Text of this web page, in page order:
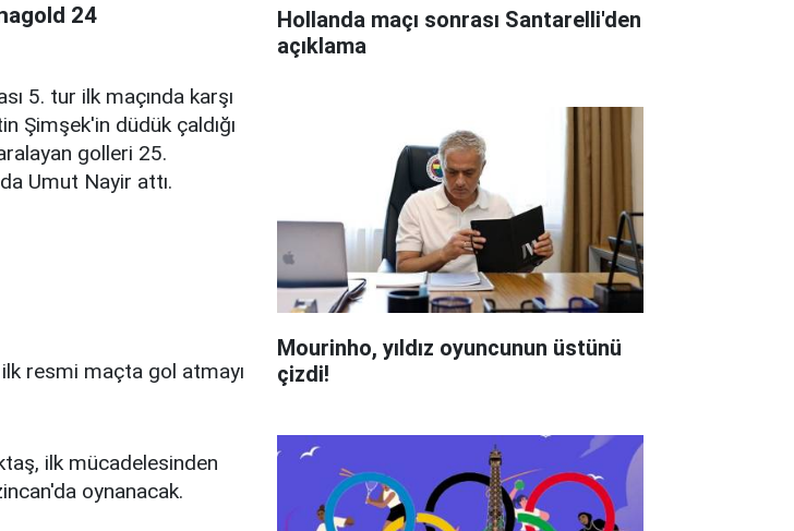
24
5. tur ilk maçında karşı
Şimşek'in düdük çaldığı
golleri 25.
Umut Nayir attı.
resmi maçta gol atmayı
ilk mücadelesinden
oynanacak.
Hollanda maçı sonrası Santarelli'den
açıklama
Mourinho, yıldız oyuncunun üstünü
çizdi!